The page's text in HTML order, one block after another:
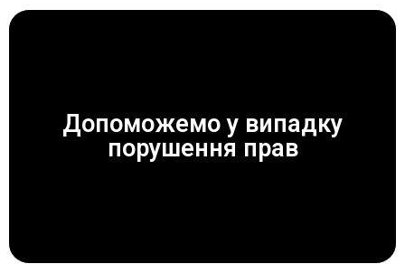
Допоможемо у випадку
порушення прав
ЗАВЖДИ ДОПОМОЖЕМО!